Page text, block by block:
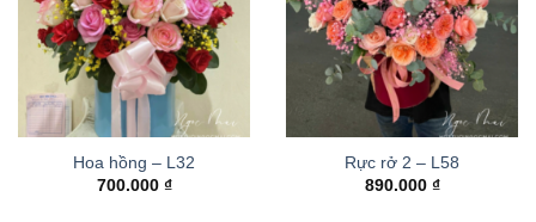
Hoa hồng – L32
700.000 ₫
Rực rở 2 – L58
890.000 ₫